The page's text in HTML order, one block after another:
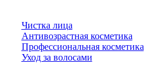
Чистка лица
Антивозрастная косметика
Профессиональная косметика
Уход за волосами